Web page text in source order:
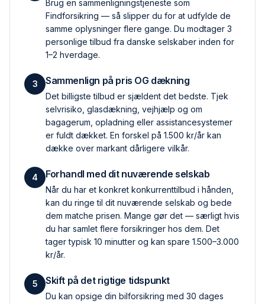
Brug en sammenlignings­tjeneste som
Findforsikring — så slipper du for at udfylde de
samme oplysninger flere gange. Du modtager 3
personlige tilbud fra danske selskaber inden for
1–2 hverdage.
3 Sammenlign på pris OG dækning
Det billigste tilbud er sjældent det bedste. Tjek
selvrisiko, glas­dækning, vejhjælp og om
bagagerum, opladning eller assistance­systemer
er fuldt dækket. En forskel på 1.500 kr/år kan
dække over markant dårligere vilkår.
4 Forhandl med dit nuværende selskab
Når du har et konkret konkurrent­tilbud i hånden,
kan du ringe til dit nuværende selskab og bede
dem matche prisen. Mange gør det — særligt hvis
du har samlet flere forsikringer hos dem. Det
tager typisk 10 minutter og kan spare 1.500–3.000
kr/år.
5 Skift på det rigtige tidspunkt
Du kan opsige din bilforsikring med 30 dages